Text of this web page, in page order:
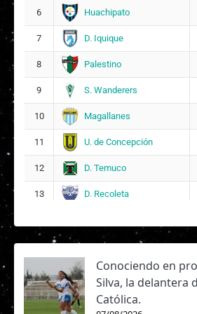
6 Huachipato
7 D. Iquique
8 Palestino
9 S. Wanderers
10 Magallanes
11 U. de Concepción
12 D. Temuco
13 D. Recoleta
Conociendo en
Silva, la delantera
Católica.